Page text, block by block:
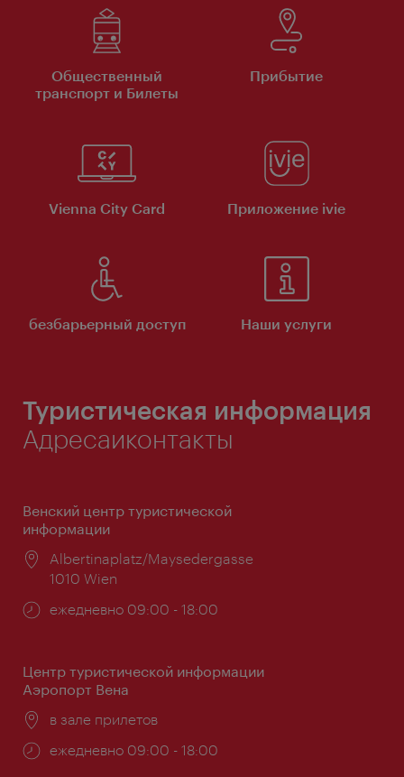
Общественный
транспорт и Билеты
Прибытие
Vienna City Card Приложение ivie
безбарьерный доступ Наши услуги
Туристическая информация
Адресаиконтакты
Венский центр туристической
информации
Расположение:
Albertinaplatz/Maysedergasse
1010 Wien
Часы
ежедневно 09:00 - 18:00
Центр туристической информации
Аэропорт Вена
Расположение:
в зале прилетов
Часы
ежедневно 09:00 - 18:00